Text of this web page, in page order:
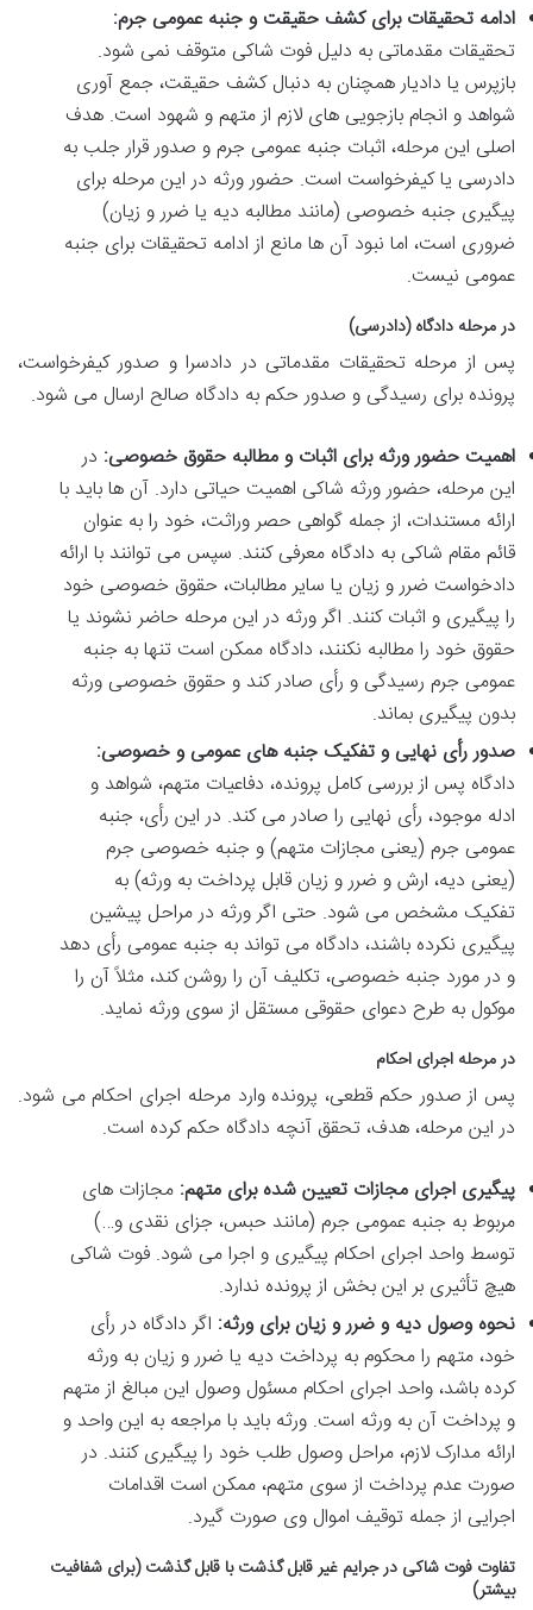
ادامه تحقیقات برای کشف حقیقت و جنبه عمومی جرم:
تحقیقات مقدماتی به دلیل فوت شاکی متوقف نمی شود.
بازپرس یا دادیار همچنان به دنبال کشف حقیقت، جمع آوری
شواهد و انجام بازجویی های لازم از متهم و شهود است. هدف
اصلی این مرحله، اثبات جنبه عمومی جرم و صدور قرار جلب به
دادرسی یا کیفرخواست است. حضور ورثه در این مرحله برای
پیگیری جنبه خصوصی (مانند مطالبه دیه یا ضرر و زیان)
ضروری است، اما نبود آن ها مانع از ادامه تحقیقات برای جنبه
عمومی نیست.
در مرحله دادگاه (دادرسی)
پس از مرحله تحقیقات مقدماتی در دادسرا و صدور کیفرخواست،
پرونده برای رسیدگی و صدور حکم به دادگاه صالح ارسال می شود.
اهمیت حضور ورثه برای اثبات و مطالبه حقوق خصوصی: در
این مرحله، حضور ورثه شاکی اهمیت حیاتی دارد. آن ها باید با
ارائه مستندات، از جمله گواهی حصر وراثت، خود را به عنوان
قائم مقام شاکی به دادگاه معرفی کنند. سپس می توانند با ارائه
دادخواست ضرر و زیان یا سایر مطالبات، حقوق خصوصی خود
را پیگیری و اثبات کنند. اگر ورثه در این مرحله حاضر نشوند یا
حقوق خود را مطالبه نکنند، دادگاه ممکن است تنها به جنبه
عمومی جرم رسیدگی و رأی صادر کند و حقوق خصوصی ورثه
بدون پیگیری بماند.
صدور رأی نهایی و تفکیک جنبه های عمومی و خصوصی:
دادگاه پس از بررسی کامل پرونده، دفاعیات متهم، شواهد و
ادله موجود، رأی نهایی را صادر می کند. در این رأی، جنبه
عمومی جرم (یعنی مجازات متهم) و جنبه خصوصی جرم
(یعنی دیه، ارش و ضرر و زیان قابل پرداخت به ورثه) به
تفکیک مشخص می شود. حتی اگر ورثه در مراحل پیشین
پیگیری نکرده باشند، دادگاه می تواند به جنبه عمومی رأی دهد
و در مورد جنبه خصوصی، تکلیف آن را روشن کند، مثلاً آن را
موکول به طرح دعوای حقوقی مستقل از سوی ورثه نماید.
در مرحله اجرای احکام
پس از صدور حکم قطعی، پرونده وارد مرحله اجرای احکام می شود.
در این مرحله، هدف، تحقق آنچه دادگاه حکم کرده است.
پیگیری اجرای مجازات تعیین شده برای متهم: مجازات های
مربوط به جنبه عمومی جرم (مانند حبس، جزای نقدی و…)
توسط واحد اجرای احکام پیگیری و اجرا می شود. فوت شاکی
هیچ تأثیری بر این بخش از پرونده ندارد.
نحوه وصول دیه و ضرر و زیان برای ورثه: اگر دادگاه در رأی
خود، متهم را محکوم به پرداخت دیه یا ضرر و زیان به ورثه
کرده باشد، واحد اجرای احکام مسئول وصول این مبالغ از متهم
و پرداخت آن به ورثه است. ورثه باید با مراجعه به این واحد و
ارائه مدارک لازم، مراحل وصول طلب خود را پیگیری کنند. در
صورت عدم پرداخت از سوی متهم، ممکن است اقدامات
اجرایی از جمله توقیف اموال وی صورت گیرد.
تفاوت فوت شاکی در جرایم غیر قابل گذشت با قابل گذشت (برای شفافیت
بیشتر)